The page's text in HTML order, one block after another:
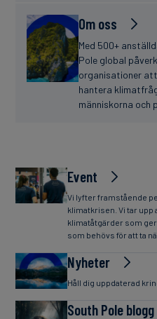
Om oss
Med 500+
Pole global
organisationer
hantera
människorna och
Event
Vi lyfter framstående
klimatkrisen. Vi tar upp
klimatåtgärder som
som behövs för att ta
Nyheter
Håll dig uppdaterad
South Pole blogg